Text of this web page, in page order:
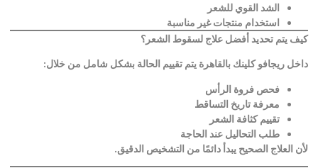
الشد القوي للشعر
استخدام منتجات غير مناسبة
كيف يتم تحديد أفضل علاج لسقوط الشعر؟
داخل ريجافو كلينك بالقاهرة يتم تقييم الحالة بشكل شامل من خلال:
فحص فروة الرأس
معرفة تاريخ التساقط
تقييم كثافة الشعر
طلب التحاليل عند الحاجة
لأن العلاج الصحيح يبدأ دائمًا من التشخيص الدقيق.